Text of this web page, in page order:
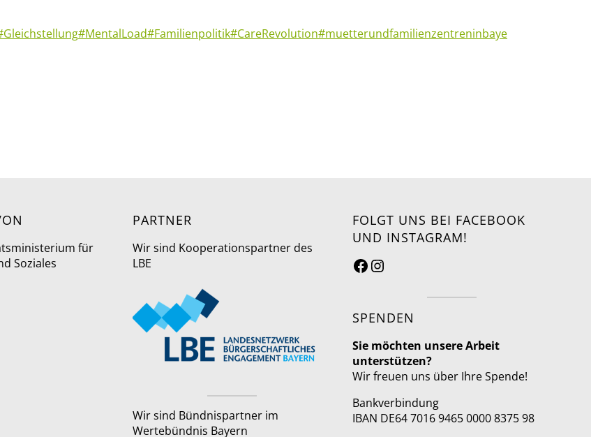
#MentalLoad#Familienpolitik#CareRevolution#muetterundfamilienzentreninbaye
für
Soziales
PARTNER
Wir sind Kooperationspartner des
LBE
Wir sind Bündnispartner im
Wertebündnis Bayern
FOLGT UNS BEI FACEBOOK
UND INSTAGRAM!
SPENDEN
Sie möchten unsere Arbeit
unterstützen?
Wir freuen uns über Ihre Spende!
Bankverbindung
IBAN DE64 7016 9465 0000 8375 98